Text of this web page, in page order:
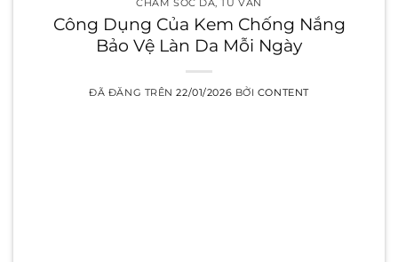
CHĂM SÓC DA,TƯ VẤN
Công Dụng Của Kem Chống Nắng
Bảo Vệ Làn Da Mỗi Ngày
ĐÃ ĐĂNG TRÊN22/01/2026 BỞI CONTENT